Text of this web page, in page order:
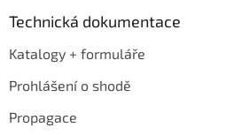
Technická dokumentace
Katalogy + formuláře
Prohlášení o shodě
Propagace